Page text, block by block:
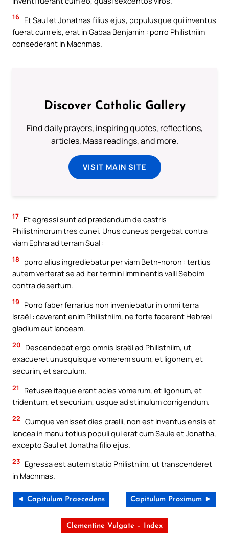
16 Et Saul et Jonathas filius ejus, populusque qui inventus
fuerat cum eis, erat in Gabaa Benjamin : porro Philisthiim
consederant in Machmas.
Discover Catholic Gallery
Find daily prayers, inspiring quotes, reflections,
articles, Mass readings, and more.
VISIT MAIN SITE
17 Et egressi sunt ad prædandum de castris
Philisthinorum tres cunei. Unus cuneus pergebat contra
viam Ephra ad terram Sual :
18
porro alius ingrediebatur per viam Beth-horon : tertius
autem verterat se ad iter termini imminentis valli Seboim
contra desertum.
19
Porro faber ferrarius non inveniebatur in omni terra
Israël : caverant enim Philisthiim, ne forte facerent Hebræi
gladium aut lanceam.
20 Descendebat ergo omnis Israël ad Philisthiim, ut
exacueret unusquisque vomerem suum, et ligonem, et
securim, et sarculum.
21
Retusæ itaque erant acies vomerum, et ligonum, et
tridentum, et securium, usque ad stimulum corrigendum.
22 Cumque venisset dies prælii, non est inventus ensis et
lancea in manu totius populi qui erat cum Saule et Jonatha,
excepto Saul et Jonatha filio ejus.
23 Egressa est autem statio Philisthiim, ut transcenderet
in Machmas.
◄ Capitulum Praecedens Capitulum Proximum ►
Clementine Vulgate – Index